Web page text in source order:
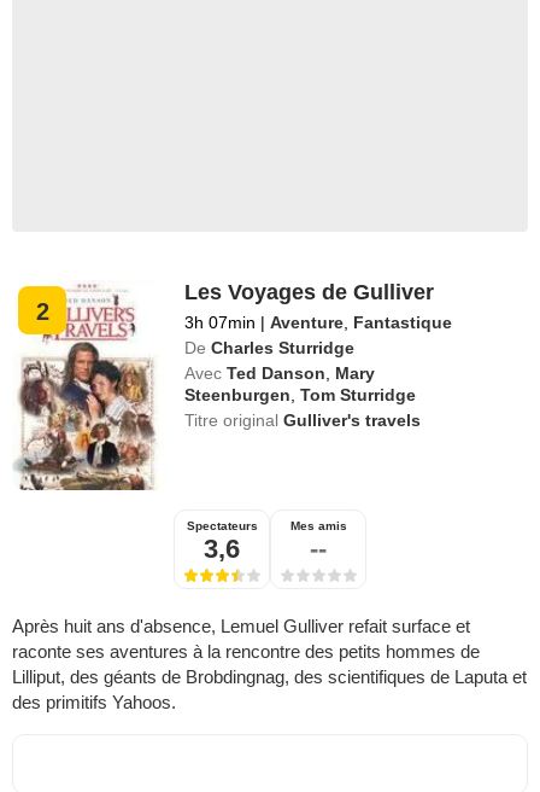
2
Les Voyages de Gulliver
3h 07min | Aventure Fantastique
De Charles Sturridge
Avec Ted Danson
Mary
Steenburgen ,Tom Sturridge
Titre originalGulliver's travels
Spectateurs
3,6
Mes amis
--
Après huit ans d'absence, Lemuel Gulliver refait surface et
raconte ses aventures à la rencontre des petits hommes de
Lilliput, des géants de Brobdingnag, des scientifiques de Laputa et
des primitifs Yahoos.